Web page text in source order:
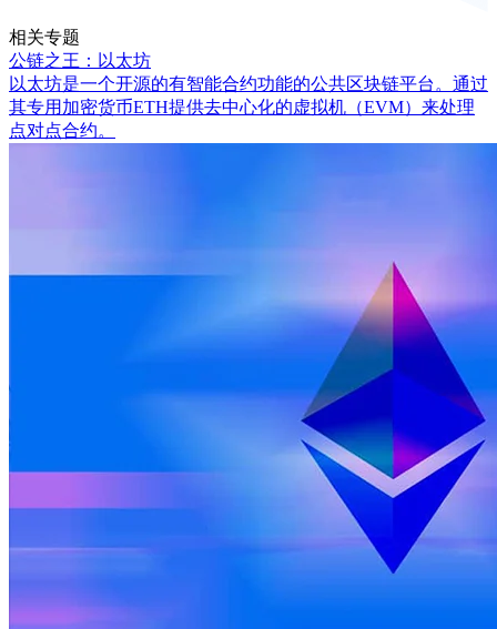
相关专题
公链之王：以太坊
以太坊是一个开源的有智能合约功能的公共区块链平台。通过
其专用加密货币ETH提供去中心化的虚拟机（EVM）来处理
点对点合约。